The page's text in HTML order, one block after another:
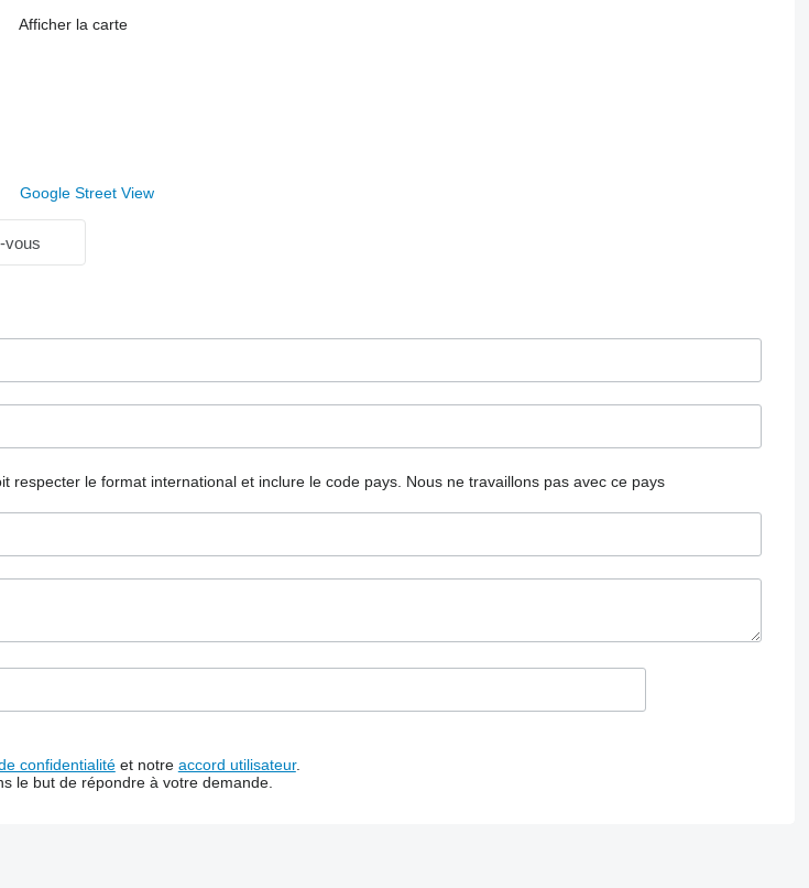
Afficher la carte
Google Street View
vous
respecter le format international et inclure le code pays. Nous ne travaillons pas avec ce pays
confidentialitéet notre accord utilisateur.
le but de répondre à votre demande.